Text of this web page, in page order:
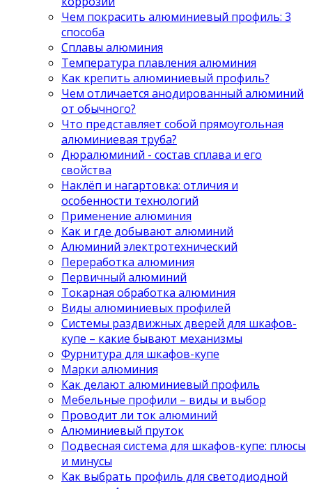
Чем покрасить алюминиевый профиль: 3
способа
Сплавы алюминия
Температура плавления алюминия
Как крепить алюминиевый профиль?
Чем отличается анодированный алюминий
от обычного?
Что представляет собой прямоугольная
алюминиевая труба?
Дюралюминий - состав сплава и его
свойства
Наклёп и нагартовка: отличия и
особенности технологий
Применение алюминия
Как и где добывают алюминий
Алюминий электротехнический
Переработка алюминия
Первичный алюминий
Токарная обработка алюминия
Виды алюминиевых профилей
Системы раздвижных дверей для шкафов-
купе – какие бывают механизмы
Фурнитура для шкафов-купе
Марки алюминия
Как делают алюминиевый профиль
Мебельные профили – виды и выбор
Проводит ли ток алюминий
Алюминиевый пруток
Подвесная система для шкафов-купе: плюсы
и минусы
Как выбрать профиль для светодиодной